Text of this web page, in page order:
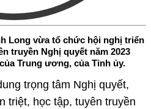
Long vừa tổ chức hội nghị triển
truyền Nghị quyết năm 2023
Trung ương, của Tỉnh ủy.
trọng tâm Nghị quyết,
triệt, học tập, tuyên truyền